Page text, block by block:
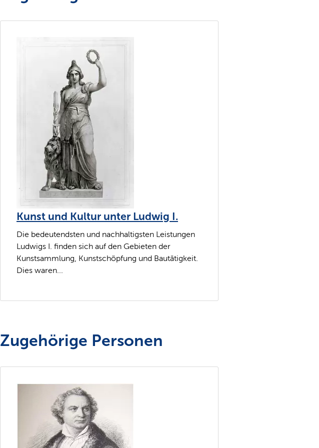
Kunst und Kultur unter Ludwig I.
Die bedeutendsten und nachhaltigsten Leistungen
Ludwigs I. finden sich auf den Gebieten der
Kunstsammlung, Kunstschöpfung und Bautätigkeit.
Dies waren...
Zugehörige Personen